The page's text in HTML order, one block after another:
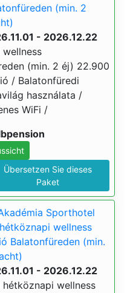
(min. 2
- 2026.12.22
(min. 2 éj) 22.900
/ Balatonfüredi
használata /
WiFi /
Übersetzen Sie dieses
Paket
Sporthotel
wellness
Balatonfüreden (min.
- 2026.12.22
wellness